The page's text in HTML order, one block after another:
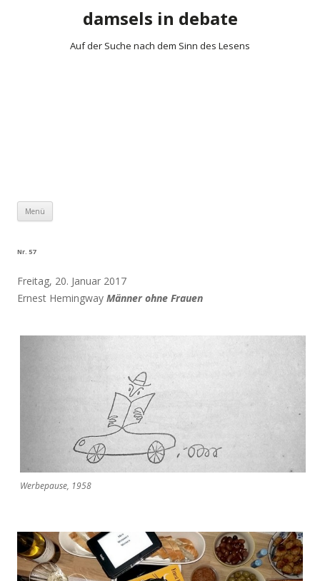
damsels in debate
Auf der Suche nach dem Sinn des Lesens
Menü
Nr. 57
Freitag, 20. Januar 2017
Ernest Hemingway Männer ohne Frauen
Werbepause, 1958